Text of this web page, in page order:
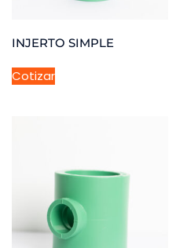
INJERTO SIMPLE
Cotizar